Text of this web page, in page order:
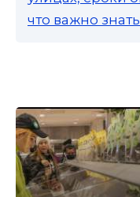
что важно